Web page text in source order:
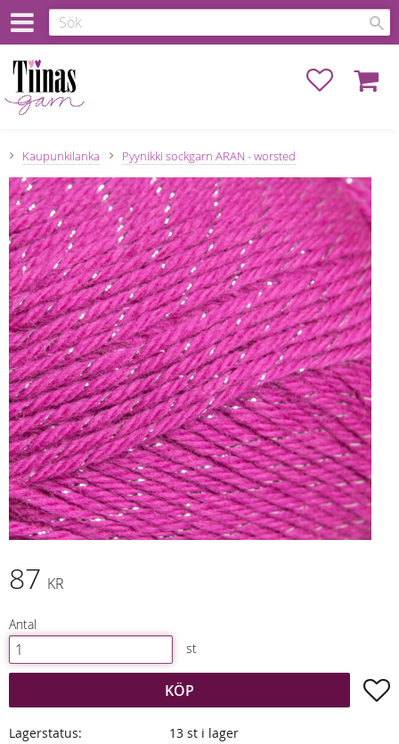
Favoriter
Kaupunkilanka Pyynikki sockgarn ARAN - worsted
87 KR
Antal
st
KÖP
Lagerstatus
13 st i lager